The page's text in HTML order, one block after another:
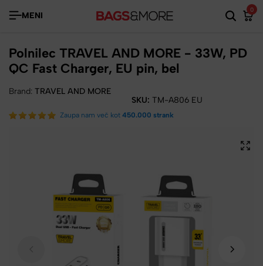
MENI
0
Polnilec TRAVEL AND MORE - 33W, PD
QC Fast Charger, EU pin, bel
Brand: TRAVEL AND MORE
SKU: TM-A806 EU
Zaupa nam več kot 450.000 strank